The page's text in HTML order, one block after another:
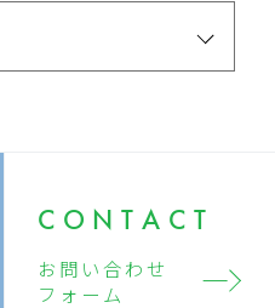
CONTACT
お問い合わせ
フォーム